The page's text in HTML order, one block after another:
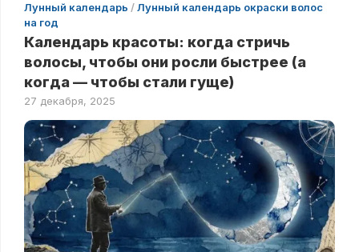
Лунный календарь /Лунный календарь окраски волос
на год
Календарь красоты: когда стричь
волосы, чтобы они росли быстрее (а
когда — чтобы стали гуще)
27 декабря, 2025